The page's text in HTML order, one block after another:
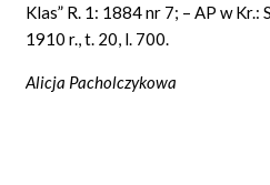
Klas” R. 1: 1884 nr 7; – AP w Kr.:
1910 r., t. 20, l. 700.
Alicja Pacholczykowa